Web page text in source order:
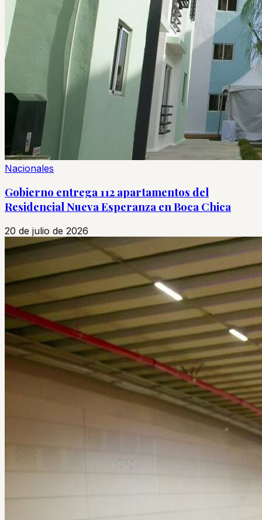
Nacionales
Gobierno entrega 112 apartamentos del
Residencial Nueva Esperanza en Boca Chica
20 de julio de 2026